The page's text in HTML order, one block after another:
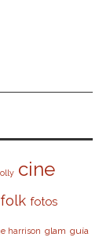
cine
folk fotos
harrison glam guía